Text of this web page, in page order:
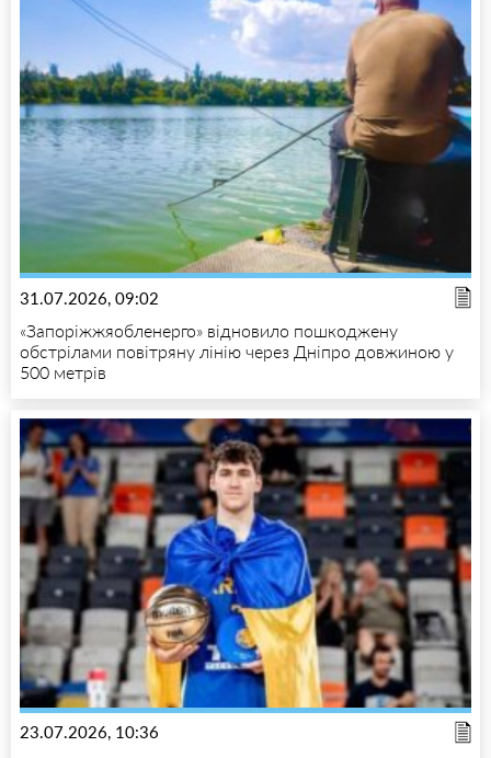
31.07.2026, 09:02
«Запоріжжяобленерго» відновило пошкоджену
обстрілами повітряну лінію через Дніпро довжиною у
500 метрів
23.07.2026, 10:36